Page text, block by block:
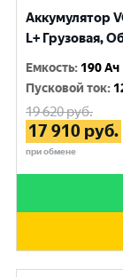
Аккумулятор
L+ Грузовая,
Емкость: 190 Ач
Пусковой ток:
19 620руб.
17 910 руб.
при обмене